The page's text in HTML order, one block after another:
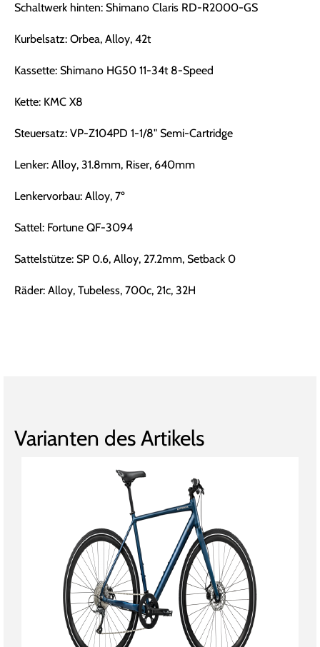
Schaltwerk hinten: Shimano Claris RD-R2000-GS
Kurbelsatz: Orbea, Alloy, 42t
Kassette: Shimano HG50 11-34t 8-Speed
Kette: KMC X8
Steuersatz: VP-Z104PD 1-1/8" Semi-Cartridge
Lenker: Alloy, 31.8mm, Riser, 640mm
Lenkervorbau: Alloy, 7º
Sattel: Fortune QF-3094
Sattelstütze: SP 0.6, Alloy, 27.2mm, Setback 0
Räder: Alloy, Tubeless, 700c, 21c, 32H
Varianten des Artikels